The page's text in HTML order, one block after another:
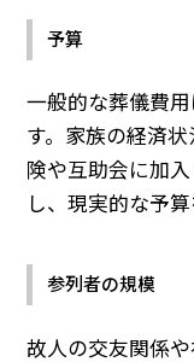
予算
一般的な葬儀費
す。家族の経済
険や互助会に加
し、現実的な予算
参列者の規模
故人の交友関係